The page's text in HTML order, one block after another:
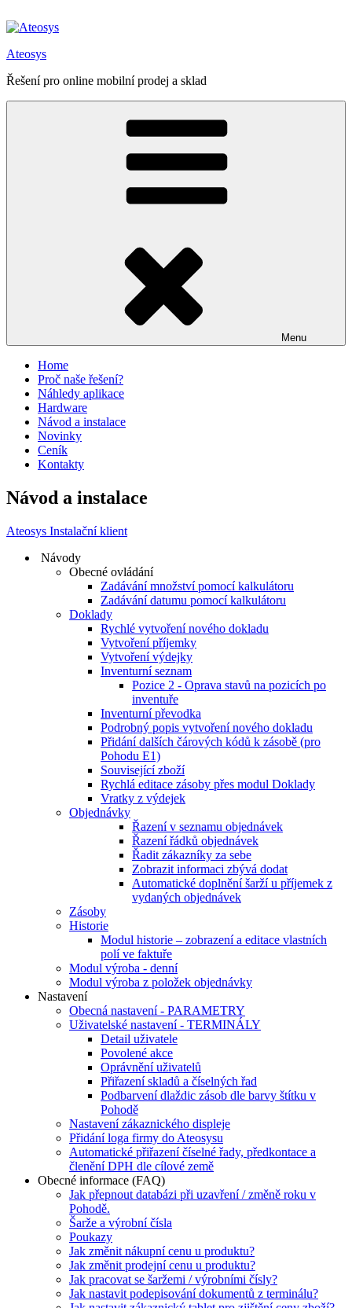
k
webu
Ateosys
Řešení pro online mobilní prodej a sklad
Menu
Home
Proč naše řešení?
Náhledy aplikace
Hardware
Návod a instalace
Novinky
Ceník
Kontakty
Návod a instalace
Ateosys Instalační klient
Návody
Obecné ovládání
Zadávání množství pomocí kalkulátoru
Zadávání datumu pomocí kalkulátoru
Doklady
Rychlé vytvoření nového dokladu
Vytvoření příjemky
Vytvoření výdejky
Inventurní seznam
Pozice 2 - Oprava stavů na pozicích po
inventuře
Inventurní převodka
Podrobný popis vytvoření nového dokladu
Přidání dalších čárových kódů k zásobě (pro
Pohodu E1)
Související zboží
Rychlá editace zásoby přes modul Doklady
Vratky z výdejek
Objednávky
Řazení v seznamu objednávek
Řazení řádků objednávek
Řadit zákazníky za sebe
Zobrazit informaci zbývá dodat
Automatické doplnění šarží u příjemek z
vydaných objednávek
Zásoby
Historie
Modul historie – zobrazení a editace vlastních
polí ve faktuře
Modul výroba - denní
Modul výroba z položek objednávky
Nastavení
Obecná nastavení - PARAMETRY
Uživatelské nastavení - TERMINÁLY
Detail uživatele
Povolené akce
Oprávnění uživatelů
Přiřazení skladů a číselných řad
Podbarvení dlaždic zásob dle barvy štítku v
Pohodě
Nastavení zákaznického displeje
Přidání loga firmy do Ateosysu
Automatické přiřazení číselné řady, předkontace a
členění DPH dle cílové země
Obecné informace (FAQ)
Jak přepnout databázi při uzavření / změně roku v
Pohodě.
Šarže a výrobní čísla
Poukazy
Jak změnit nákupní cenu u produktu?
Jak změnit prodejní cenu u produktu?
Jak pracovat se šaržemi / výrobními čísly?
Jak nastavit podepisování dokumentů z terminálu?